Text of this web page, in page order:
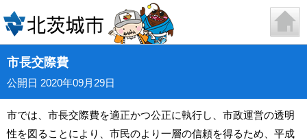
市長交際費
公開日 2020年09月29日
市では、市長交際費を適正かつ公正に執行し、市政運営の透明
性を図ることにより、市民のより一層の信頼を得るため、平成